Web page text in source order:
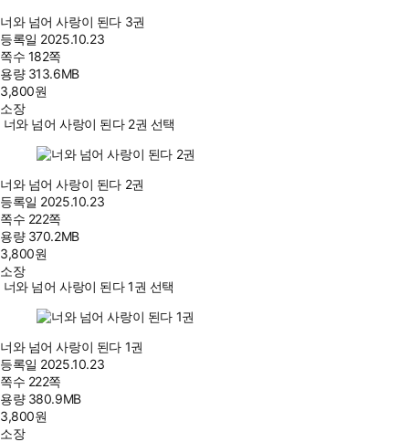
너와 넘어 사랑이 된다 3권
등록일 2025.10.23
쪽수 182쪽
용량 313.6MB
3,800원
소장
너와 넘어 사랑이 된다 2권 선택
너와 넘어 사랑이 된다 2권
등록일 2025.10.23
쪽수 222쪽
용량 370.2MB
3,800원
소장
너와 넘어 사랑이 된다 1권 선택
너와 넘어 사랑이 된다 1권
등록일 2025.10.23
쪽수 222쪽
용량 380.9MB
3,800원
소장